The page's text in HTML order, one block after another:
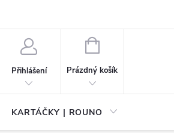
Přihlášení
NÁKUPNÍ
Prázdný košík
KARTÁČKY | ROUNO